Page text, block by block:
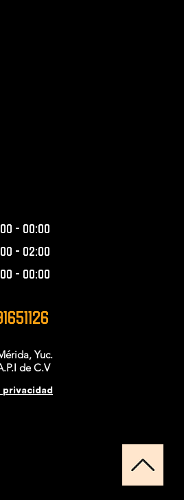
- 00:00
- 02:00
- 00:00
Yuc.
de C.V
privacidad